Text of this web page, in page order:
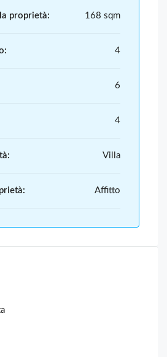
proprietà: 168 sqm
4
6
4
Villa
Affitto